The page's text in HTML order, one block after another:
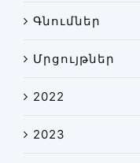
Գնումներ
Մրցույթներ
2022
2023